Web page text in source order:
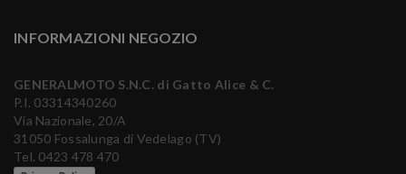
INFORMAZIONI NEGOZIO
GENERALMOTO S.N.C. di Gatto Alice & C.
P.I. 03314340260
Via Nazionale, 20/A
31050 Fossalunga di Vedelago (TV)
Tel. 0423 478 470